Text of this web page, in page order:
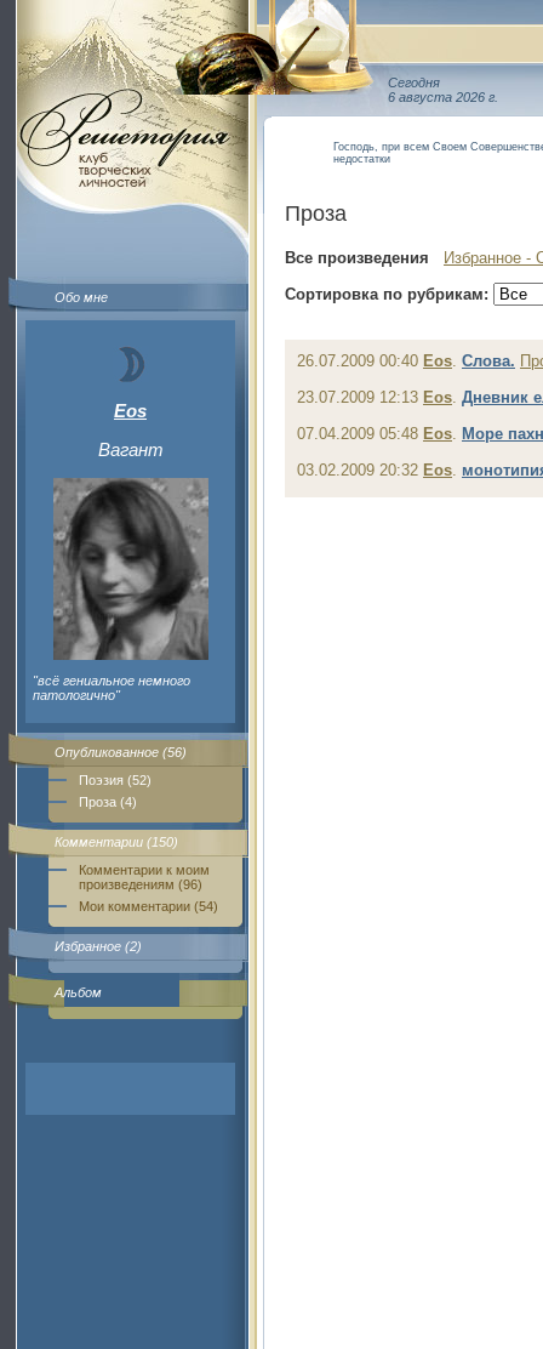
Обо мне
Eos
Вагант
"всё гениальное немного
патологично"
Опубликованное (56)
Поэзия (52)
Проза (4)
Комментарии (150)
Комментарии к моим
произведениям (96)
Мои комментарии (54)
Избранное (2)
Альбом
Сегодня
6 августа 2026 г.
Господь, при всем Своем
недостатки
Проза
Все произведения
Избранное -
Сортировка по рубрикам:
26.07.2009 00:40 Eos. Cлова.
23.07.2009 12:13 Eos. Дневник
07.04.2009 05:48 Eos. Море
03.02.2009 20:32 Eos.